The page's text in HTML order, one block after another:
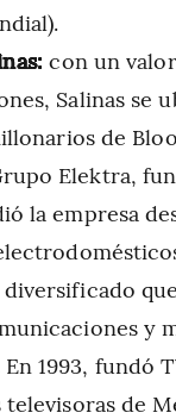
con un
Salinas se
de
Elektra,
la empresa
y
1993, fundó
televisoras de